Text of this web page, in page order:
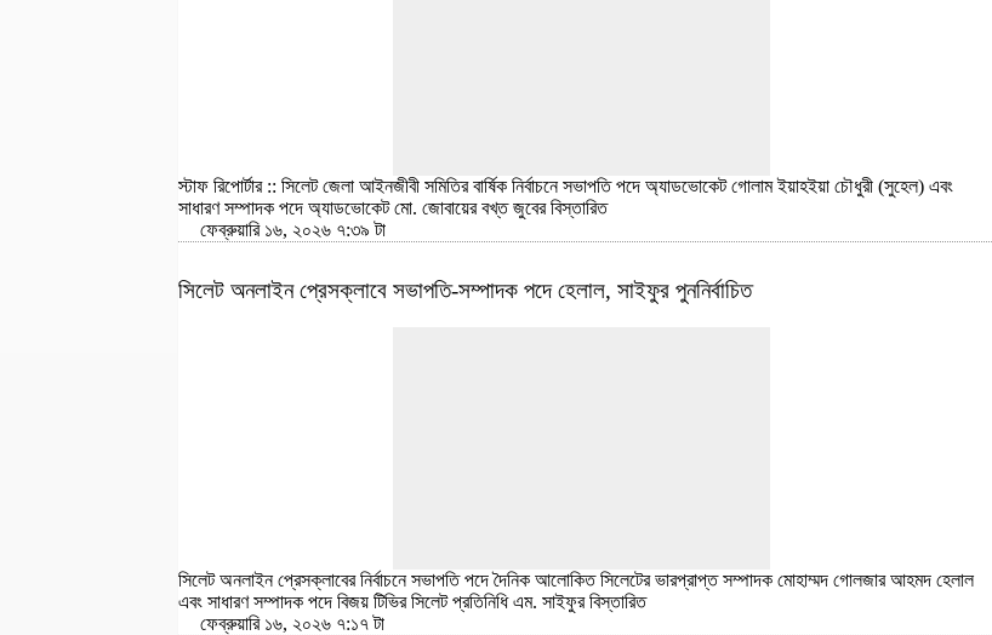
স্টাফ রিপোর্টার :: সিলেট জেলা আইনজীবী সমিতির বার্ষিক নির্বাচনে সভাপতি পদে অ্যাডভোকেট গোলাম ইয়াহইয়া চৌধুরী (সুহেল) এবং
সাধারণ সম্পাদক পদে অ্যাডভোকেট মো. জোবায়ের বখ্ত জুবেরবিস্তারিত
ফেব্রুয়ারি ১৬, ২০২৬ ৭:৩৯ টা
সিলেট অনলাইন প্রেসক্লাবে সভাপতি-সম্পাদক পদে হেলাল, সাইফুর পুননির্বাচিত
সিলেট অনলাইন প্রেসক্লাবের নির্বাচনে সভাপতি পদে দৈনিক আলোকিত সিলেটের ভারপ্রাপ্ত সম্পাদক মোহাম্মদ গোলজার আহমদ হেলাল
এবং সাধারণ সম্পাদক পদে বিজয় টিভির সিলেট প্রতিনিধি এম. সাইফুরবিস্তারিত
ফেব্রুয়ারি ১৬, ২০২৬ ৭:১৭ টা